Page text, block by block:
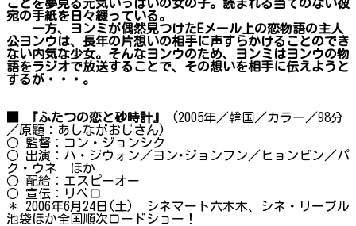
ことを夢見る元気いっぱいの女の子。読まれる当てのない彼
宛の手紙を日々綴っている。
一方、ヨンミが偶然見つけたEメール上の恋物語の主人
公ヨンウは、長年の片想いの相手に声すらかけることのでき
ない内気な少女。そんなヨンウのため、ヨンミはヨンウの物
語をラジオで放送することで、その想いを相手に伝えようと
するが・・・。
■ 『ふたつの恋と砂時計』
(2005年／韓国／カラー／98分
／原題：あしながおじさん)
○ 監督：コン・ジョンシク
○ 出演：ハ・ジウォン／ヨン･ジョンフン／ヒョンビン／パ
ク・ウネ ほか
○ 配給：エスピーオー
○ 宣伝：リベロ
＊ 2006年6月24日(土) シネマート六本木、シネ・リーブル
池袋ほか全国順次ロードショー！